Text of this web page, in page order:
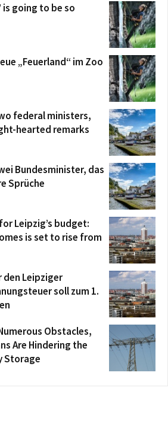
is going to be so
„Feuerland“ im Zoo
federal ministers,
hearted remarks
Bundesminister, das
Sprüche
Leipzig’s budget:
is set to rise from
den Leipziger
soll zum 1.
Obstacles,
Are Hindering the
Storage